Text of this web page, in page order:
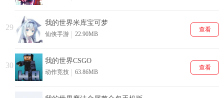
29
我的世界米库宝可梦
仙侠手游 22.90MB
查看
30
我的世界CSGO
动作竞技 63.86MB
查看